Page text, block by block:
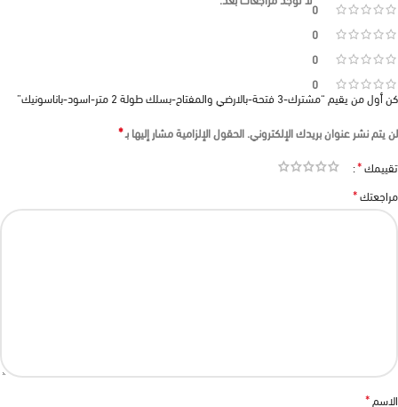
0
0
0
0
كن أول من يقيم “مشترك-3 فتحة-بالارضي والمفتاح-بسلك طولة 2 متر-اسود-باناسونيك”
لن يتم نشر عنوان بريدك الإلكتروني.الحقول الإلزامية مشار إليها بـ*
تقييمك*
مراجعتك*
الاسم*